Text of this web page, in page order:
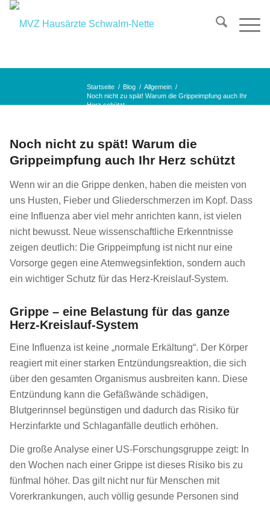
Startseite / Blog / Allgemein /
Noch nicht zu spät! Warum die Grippeimpfung auch Ihr
Herz schützt
Noch nicht zu spät! Warum die
Grippeimpfung auch Ihr Herz schützt
Wenn wir an die Grippe denken, haben die meisten von
uns Husten, Fieber und Gliederschmerzen im Kopf. Dass
eine Influenza aber viel mehr anrichten kann, ist vielen
nicht bewusst. Neue wissenschaftliche Erkenntnisse
zeigen deutlich: Die Grippeimpfung ist nicht nur eine
Vorsorge gegen eine Atemwegsinfektion, sondern auch
ein wichtiger Schutz für das Herz-Kreislauf-System.
Grippe – eine Belastung für das ganze
Herz-Kreislauf-System
Eine Influenza ist keine „normale Erkältung“. Der Körper
reagiert mit einer starken Entzündungsreaktion, die sich
über den gesamten Organismus ausbreiten kann. Diese
Entzündung kann die Gefäßwände schädigen,
Blutgerinnsel begünstigen und dadurch das Risiko für
Herzinfarkte und Schlaganfälle deutlich erhöhen.
Die große Analyse einer US-Forschungsgruppe zeigt: In
den Wochen nach einer Grippe ist dieses Risiko bis zu
fünfmal höher. Das gilt nicht nur für Menschen mit
Vorerkrankungen, auch völlig gesunde Personen sind